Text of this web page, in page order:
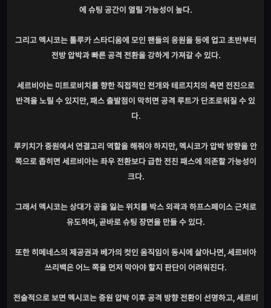
에 슈팅 공간이 열릴 가능성이 높다.
그리고 멕시코는 톨루카 스타디움에 모인 팬들의 응원을 등에 업고 초반부터
전방 압박과 빠른 공격 전환을 강하게 가져갈 수 있다.
세르비아는 미트로비치를 향한 직접적인 전개와 테르지치의 측면 전진으로
반격을 노릴 수 있지만, 패스 출발점이 막히면 공격 루트가 단조로워질 수 있
다.
루키치가 중원에서 연결고리 역할을 해줘야 하지만, 멕시코가 압박 방향을 안
쪽으로 좁히면 세르비아는 좌우 전환보다 급한 전진 패스에 의존할 가능성이
크다.
그래서 멕시코는 상대가 공을 잃는 위치를 박스 외곽과 하프스페이스 근처로
유도하며, 곧바로 슈팅 장면을 만들 수 있다.
또한 히메네스의 제공권과 베가의 컷인 움직임이 동시에 살아나면, 세르비아
쓰리백은 어느 쪽을 먼저 막아야 할지 판단이 어려워진다.
전술적으로 보면 멕시코는 중원 압박 이후 공격 방향 전환이 선명하고, 세르비